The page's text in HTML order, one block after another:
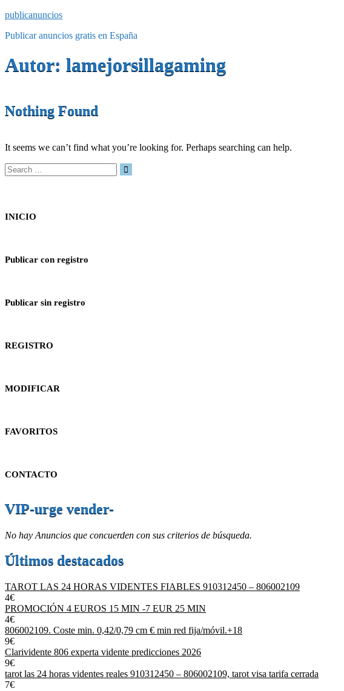
publicanuncios
Publicar anuncios gratis en España
Autor: lamejorsillagaming
Nothing Found
It seems we can’t find what you’re looking for. Perhaps searching can help.
Search
for:
INICIO
Publicar con registro
Publicar sin registro
REGISTRO
MODIFICAR
FAVORITOS
CONTACTO
VIP-urge vender-
No hay Anuncios que concuerden con sus criterios de búsqueda.
Últimos destacados
TAROT LAS 24 HORAS VIDENTES FIABLES 910312450 – 806002109
4€
PROMOCIÓN 4 EUROS 15 MIN -7 EUR 25 MIN
4€
806002109. Coste min. 0,42/0,79 cm € min red fija/móvil.+18
9€
Clarividente 806 experta vidente predicciones 2026
9€
tarot las 24 horas videntes reales 910312450 – 806002109, tarot visa tarifa cerrada
7€